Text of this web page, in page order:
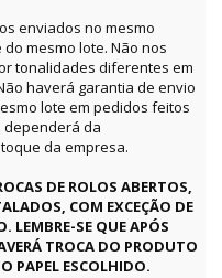
enviados no mesmo
mesmo lote. Não nos
tonalidades diferentes em
haverá garantia de envio
lote em pedidos feitos
dependerá da
da empresa.
DE ROLOS ABERTOS,
COM EXCEÇÃO DE
LEMBRE-SE QUE APÓS
TROCA DO PRODUTO
PAPEL ESCOLHIDO.